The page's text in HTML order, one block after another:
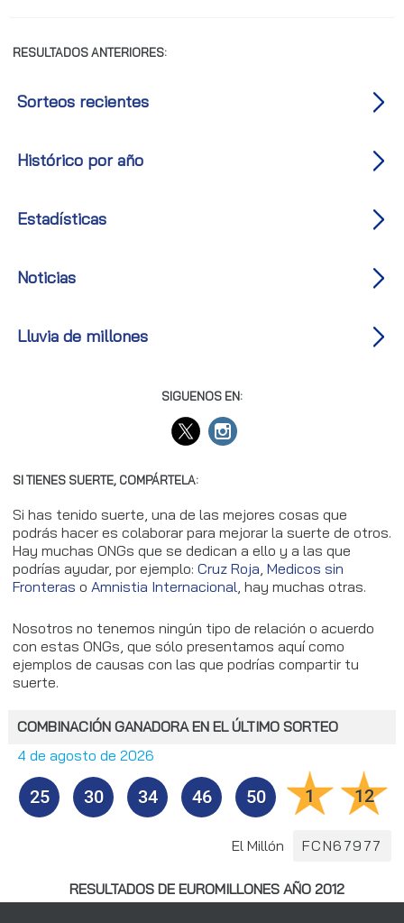
RESULTADOS DE EUROMILLONES AÑO 2012
RESULTADOS ANTERIORES:
Sorteos recientes
Histórico por año
Estadísticas
Noticias
Lluvia de millones
SIGUENOS EN:
SI TIENES SUERTE, COMPÁRTELA:
Si has tenido suerte, una de las mejores cosas que
podrás hacer es colaborar para mejorar la suerte de otros.
Hay muchas ONGs que se dedican a ello y a las que
podrías ayudar, por ejemplo: Cruz Roja, Medicos sin
Fronteras o Amnistia Internacional, hay muchas otras.
Nosotros no tenemos ningún tipo de relación o acuerdo
con estas ONGs, que sólo presentamos aquí como
ejemplos de causas con las que podrías compartir tu
suerte.
COMBINACIÓN GANADORA EN EL ÚLTIMO SORTEO
4 de agosto de 2026
25 30 34 46 50 1 12
El Millón FCN67977